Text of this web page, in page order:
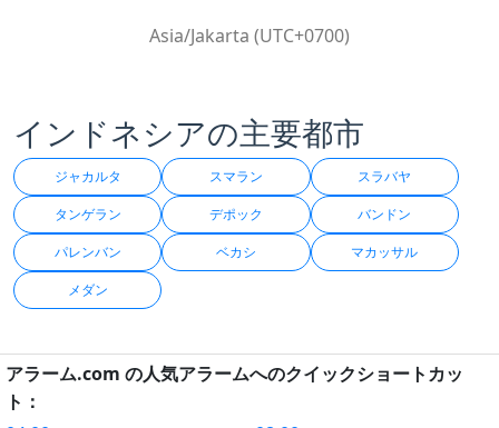
Asia/Jakarta (UTC+0700)
インドネシアの主要都市
ジャカルタ スマラン スラバヤ
タンゲラン デポック バンドン
パレンバン ベカシ マカッサル
メダン
アラーム.com の人気アラームへのクイックショートカッ
ト：